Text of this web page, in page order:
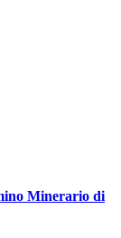
Minerario di